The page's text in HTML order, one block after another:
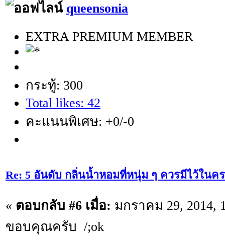
queensonia
EXTRA PREMIUM MEMBER
กระทู้: 300
Total likes: 42
คะแนนพิเศษ: +0/-0
Re: 5 อันดับ กลิ่นน้ำหอมที่หนุ่ม ๆ ควรมีไว้ในค
« ตอบกลับ #6 เมื่อ: มกราคม 29, 2014,
ขอบคุณครับ /;ok